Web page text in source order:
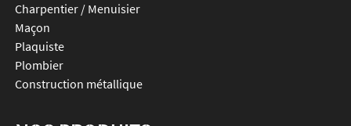
Charpentier / Menuisier
Maçon
Plaquiste
Plombier
Construction métallique